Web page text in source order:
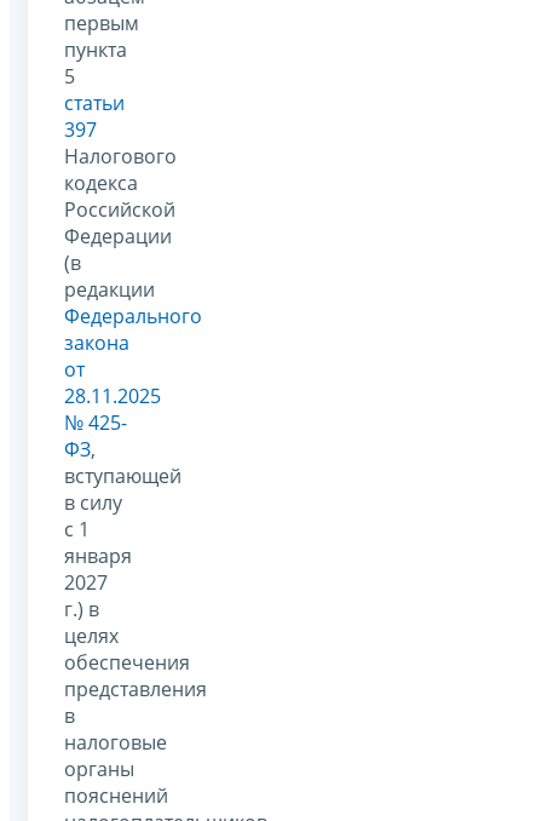
первым
пункта
5
статьи
397
Налогового
кодекса
Российской
Федерации
(в
редакции
Федерального
закона
от
28.11.2025
№ 425-
ФЗ,
вступающей
в силу
с 1
января
2027
г.) в
целях
обеспечения
представления
в
налоговые
органы
пояснений